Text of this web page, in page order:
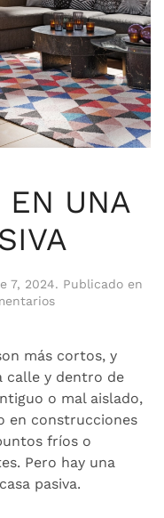
EN UNA
7, 2024. Publicado en
en
EN
UNA
CASA
PASIVA
más cortos, y
calle y dentro de
o mal aislado,
en construcciones
fríos o
Pero hay una
pasiva.